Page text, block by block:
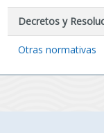
Decretos y
Otras normativas